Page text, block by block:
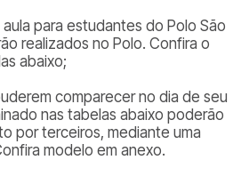
para estudantes do Polo São
realizados no Polo. Confira o
abaixo;
comparecer no dia de seu
nas tabelas abaixo poderão
por terceiros, mediante uma
modelo em anexo.